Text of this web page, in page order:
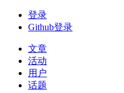
登录
Github登录
文章
活动
用户
话题